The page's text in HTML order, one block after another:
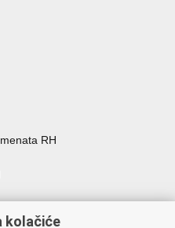
RH
kolačiće